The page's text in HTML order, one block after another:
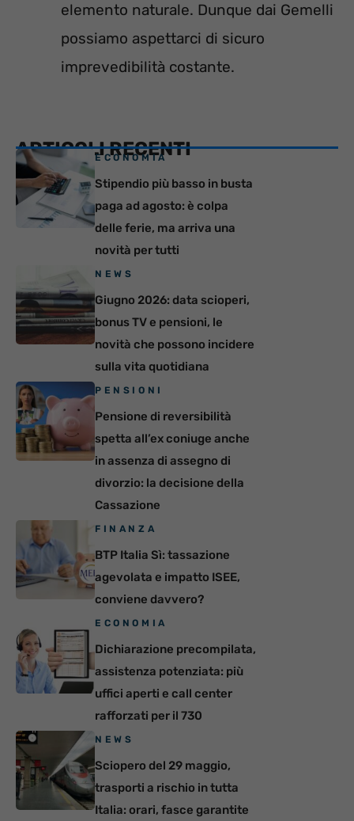
elemento naturale. Dunque dai Gemelli
possiamo aspettarci di sicuro
imprevedibilità costante.
ARTICOLI RECENTI
ECONOMIA
Stipendio più basso in busta
paga ad agosto: è colpa
delle ferie, ma arriva una
novità per tutti
NEWS
Giugno 2026: data scioperi,
bonus TV e pensioni, le
novità che possono incidere
sulla vita quotidiana
PENSIONI
Pensione di reversibilità
spetta all’ex coniuge anche
in assenza di assegno di
divorzio: la decisione della
Cassazione
FINANZA
BTP Italia Sì: tassazione
agevolata e impatto ISEE,
conviene davvero?
ECONOMIA
Dichiarazione precompilata,
assistenza potenziata: più
uffici aperti e call center
rafforzati per il 730
NEWS
Sciopero del 29 maggio,
trasporti a rischio in tutta
Italia: orari, fasce garantite